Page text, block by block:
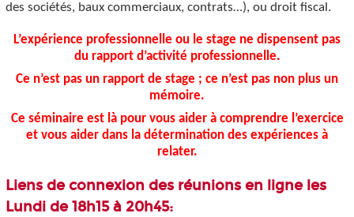
des sociétés, baux commerciaux, contrats…), ou droit fiscal.
L’expérience professionnelle ou le stage ne dispensent pas
du rapport d’activité professionnelle.
Ce n’est pas un rapport de stage ; ce n’est pas non plus un
mémoire.
Ce séminaire est là pour vous aider à comprendre l’exercice
et vous aider dans la détermination des expériences à
relater.
Liens de connexion des réunions en ligne les
Lundi de 18h15 à 20h45: